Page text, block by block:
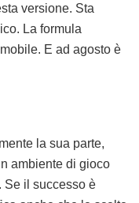
versione. Sta
La formula
E ad agosto è
la sua parte,
ambiente di gioco
Se il successo è